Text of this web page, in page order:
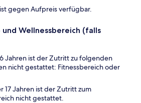
gegen Aufpreis verfügbar.
und Wellnessbereich (falls
Jahren ist der Zutritt zu folgenden
nicht gestattet: Fitnessbereich oder
17 Jahren ist der Zutritt zum
nicht gestattet.